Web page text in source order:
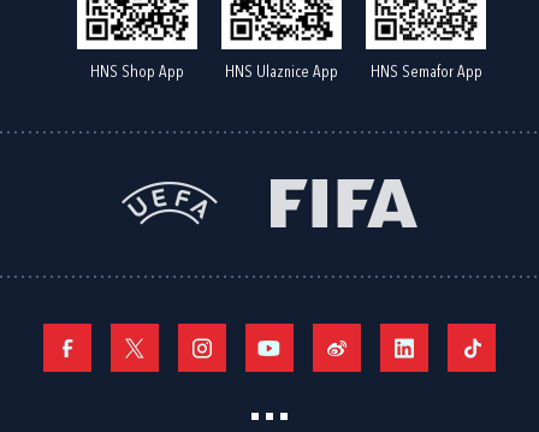
HNS Shop App HNS Ulaznice App HNS Semafor App